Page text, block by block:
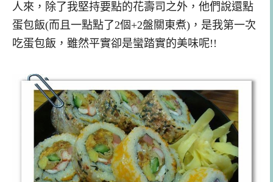
人來，除了我堅持要點的花壽司之外，他們說還點
蛋包飯(而且一點點了2個+2盤關東煮)，是我第一次
吃蛋包飯，雖然平實卻是蠻踏實的美味呢!!